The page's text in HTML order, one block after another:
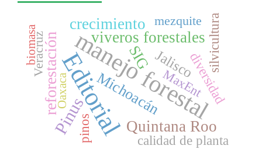
Editorial
manejo forestal
Pinus
reforestación viveros forestales
crecimiento
Quintana Roo
Michoacán
SIGJaliscodiversidad
calidad de planta
silvicultura
pinos
MaxEnt
mezquite
Veracruz
Oaxaca
biomasa